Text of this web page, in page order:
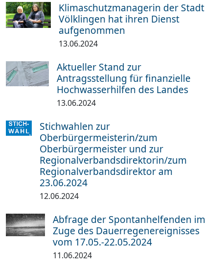
Klimaschutzmanagerin der Stadt
Völklingen hat ihren Dienst
aufgenommen
13.06.2024
Aktueller Stand zur
Antragsstellung für finanzielle
Hochwasserhilfen des Landes
13.06.2024
Stichwahlen zur
Oberbürgermeisterin/zum
Oberbürgermeister und zur
Regionalverbandsdirektorin/zum
Regionalverbandsdirektor am
23.06.2024
12.06.2024
Abfrage der Spontanhelfenden im
Zuge des Dauerregenereignisses
vom 17.05.-22.05.2024
11.06.2024